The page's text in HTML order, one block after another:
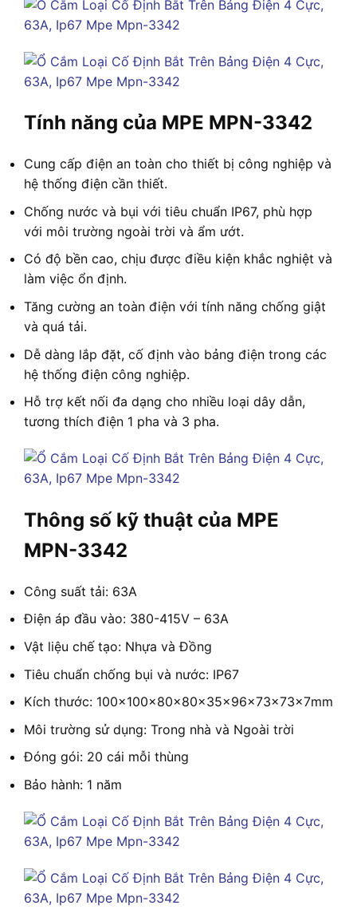
Tính năng của MPE MPN-3342
Cung cấp điện an toàn cho thiết bị công nghiệp và
hệ thống điện cần thiết.
Chống nước và bụi với tiêu chuẩn IP67, phù hợp
với môi trường ngoài trời và ẩm ướt.
Có độ bền cao, chịu được điều kiện khắc nghiệt và
làm việc ổn định.
Tăng cường an toàn điện với tính năng chống giật
và quá tải.
Dễ dàng lắp đặt, cố định vào bảng điện trong các
hệ thống điện công nghiệp.
Hỗ trợ kết nối đa dạng cho nhiều loại dây dẫn,
tương thích điện 1 pha và 3 pha.
Thông số kỹ thuật của MPE
MPN-3342
Công suất tải: 63A
Điện áp đầu vào: 380-415V – 63A
Vật liệu chế tạo: Nhựa và Đồng
Tiêu chuẩn chống bụi và nước: IP67
Kích thước: 100x100x80x80x35x96x73x73x7mm
Môi trường sử dụng: Trong nhà và Ngoài trời
Đóng gói: 20 cái mỗi thùng
Bảo hành: 1 năm